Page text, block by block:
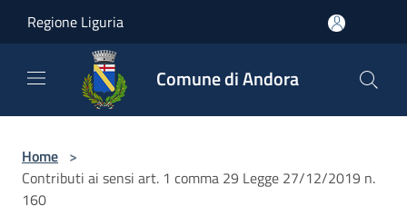
Regione Liguria
Comune di Andora
Home >
Contributi ai sensi art. 1 comma 29 Legge 27/12/2019 n.
160